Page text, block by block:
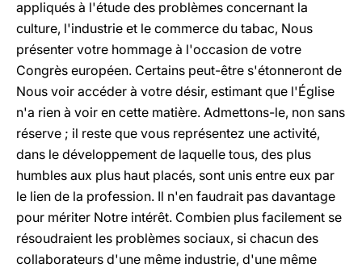
appliqués à l'étude des problèmes concernant la
culture, l'industrie et le commerce du tabac, Nous
présenter votre hommage à l'occasion de votre
Congrès européen. Certains peut-être s'étonneront de
Nous voir accéder à votre désir, estimant que l'Église
n'a rien à voir en cette matière. Admettons-le, non sans
réserve ; il reste que vous représentez une activité,
dans le développement de laquelle tous, des plus
humbles aux plus haut placés, sont unis entre eux par
le lien de la profession. Il n'en faudrait pas davantage
pour mériter Notre intérêt. Combien plus facilement se
résoudraient les problèmes sociaux, si chacun des
collaborateurs d'une même industrie, d'une même